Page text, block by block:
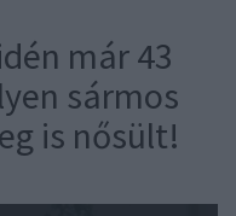
már 43
sármos
is nősült!